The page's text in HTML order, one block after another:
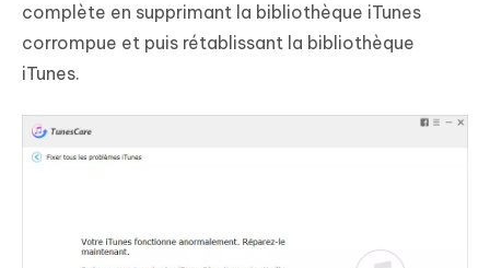
complète en supprimant la bibliothèque iTunes
corrompue et puis rétablissant la bibliothèque
iTunes.